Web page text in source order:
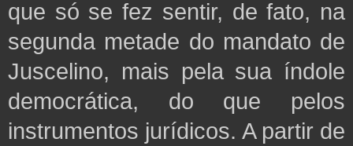
que só se fez sentir, de fato, na
segunda metade do mandato de
Juscelino, mais pela sua índole
democrática, do que pelos
instrumentos jurídicos. A partir de